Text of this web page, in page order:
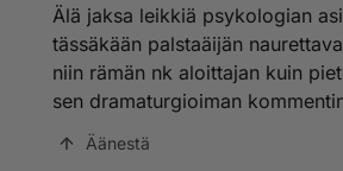
Älä jaksa leikkiä psykologian
tässäkään palstaäijän
niin rämän nk aloittajan kuin
sen dramaturgioiman
Äänestä